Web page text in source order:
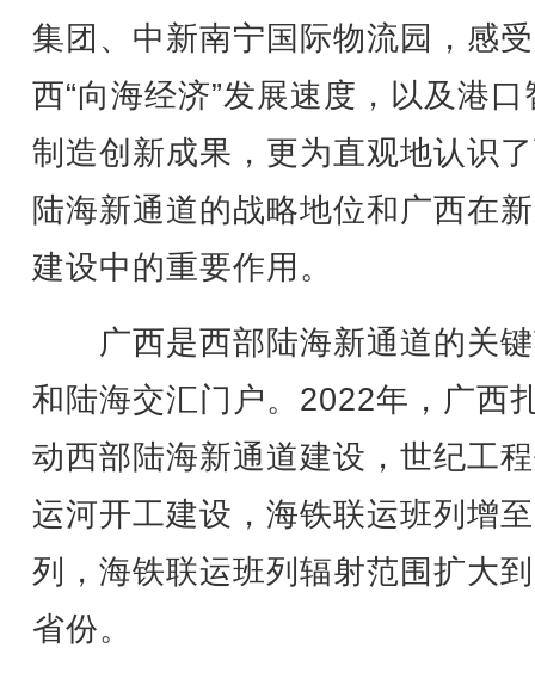
集团、中新南宁国际物流园，感
西“向海经济”发展速度，以及港口
制造创新成果，更为直观地认识
陆海新通道的战略地位和广西在
建设中的重要作用。
广西是西部陆海新通道的关
和陆海交汇门户。2022年，广西
动西部陆海新通道建设，世纪工
运河开工建设，海铁联运班列增
列，海铁联运班列辐射范围扩大
省份。